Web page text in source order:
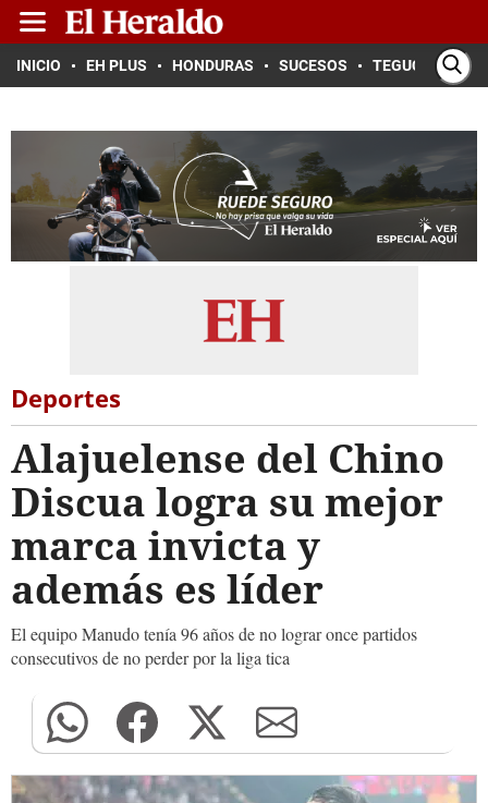
INICIO EH PLUS HONDURAS SUCESOS TEGUCIGALPA
Deportes
Alajuelense del Chino
Discua logra su mejor
marca invicta y
además es líder
El equipo Manudo tenía 96 años de no lograr once partidos
consecutivos de no perder por la liga tica